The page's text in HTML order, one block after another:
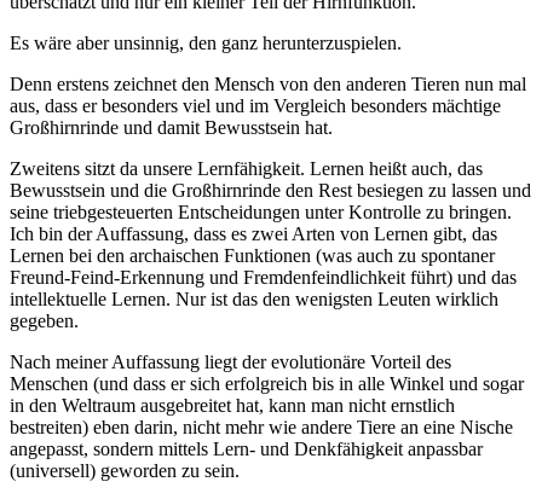
Es wäre aber unsinnig, den ganz herunterzuspielen.
Denn erstens zeichnet den Mensch von den anderen Tieren nun mal
aus, dass er besonders viel und im Vergleich besonders mächtige
Großhirnrinde und damit Bewusstsein hat.
Zweitens sitzt da unsere Lernfähigkeit. Lernen heißt auch, das
Bewusstsein und die Großhirnrinde den Rest besiegen zu lassen und
seine triebgesteuerten Entscheidungen unter Kontrolle zu bringen.
Ich bin der Auffassung, dass es zwei Arten von Lernen gibt, das
Lernen bei den archaischen Funktionen (was auch zu spontaner
Freund-Feind-Erkennung und Fremdenfeindlichkeit führt) und das
intellektuelle Lernen. Nur ist das den wenigsten Leuten wirklich
gegeben.
Nach meiner Auffassung liegt der evolutionäre Vorteil des
Menschen (und dass er sich erfolgreich bis in alle Winkel und sogar
in den Weltraum ausgebreitet hat, kann man nicht ernstlich
bestreiten) eben darin, nicht mehr wie andere Tiere an eine Nische
angepasst, sondern mittels Lern- und Denkfähigkeit anpassbar
(universell) geworden zu sein.